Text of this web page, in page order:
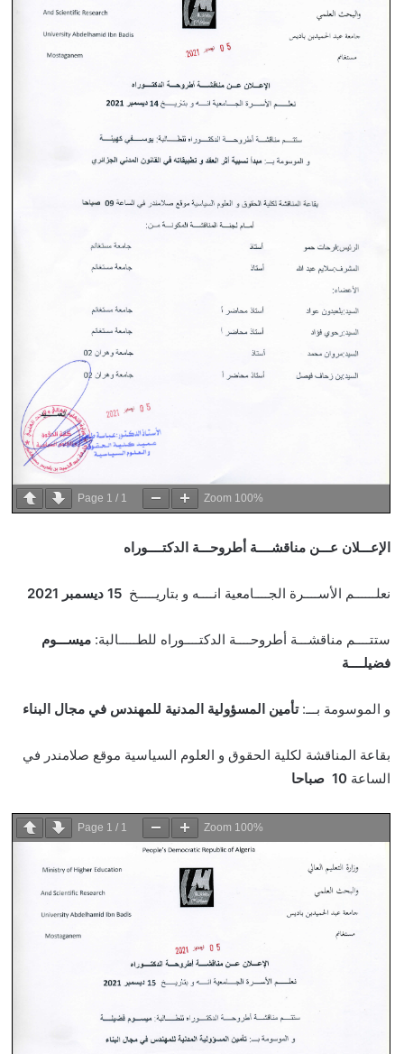
Page 1 / 1 Zoom 100%
الإعـــلان عـــن مناقشــــة أطروحـــة الدكتــــوراه
نعلــــــم الأســــرة الجــــامعية انــــه و بتاريـــــخ 15 ديسمبر 2021
ستتــــم مناقشـــة أطروحــــة الدكتــــوراه للطـــــالبة: ميســـوم
فضيلــــة
و الموسومة بـــ:تأمين المسؤولية المدنية للمهندس في مجال البناء
بقاعة المناقشة لكلية الحقوق و العلوم السياسية موقع صلامندر في
الساعة 10 صباحا
Page 1 / 1 Zoom 100%